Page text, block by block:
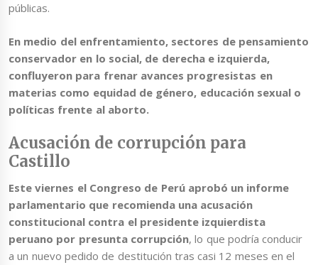
públicas.
En medio del enfrentamiento, sectores de pensamiento
conservador en lo social, de derecha e izquierda,
confluyeron para frenar avances progresistas en
materias como equidad de género, educación sexual o
políticas frente al aborto.
Acusación de corrupción para
Castillo
Este viernes el Congreso de Perú aprobó un informe
parlamentario que recomienda una acusación
constitucional contra el presidente izquierdista
peruano por presunta corrupción, lo que podría conducir
a un nuevo pedido de destitución tras casi 12 meses en el